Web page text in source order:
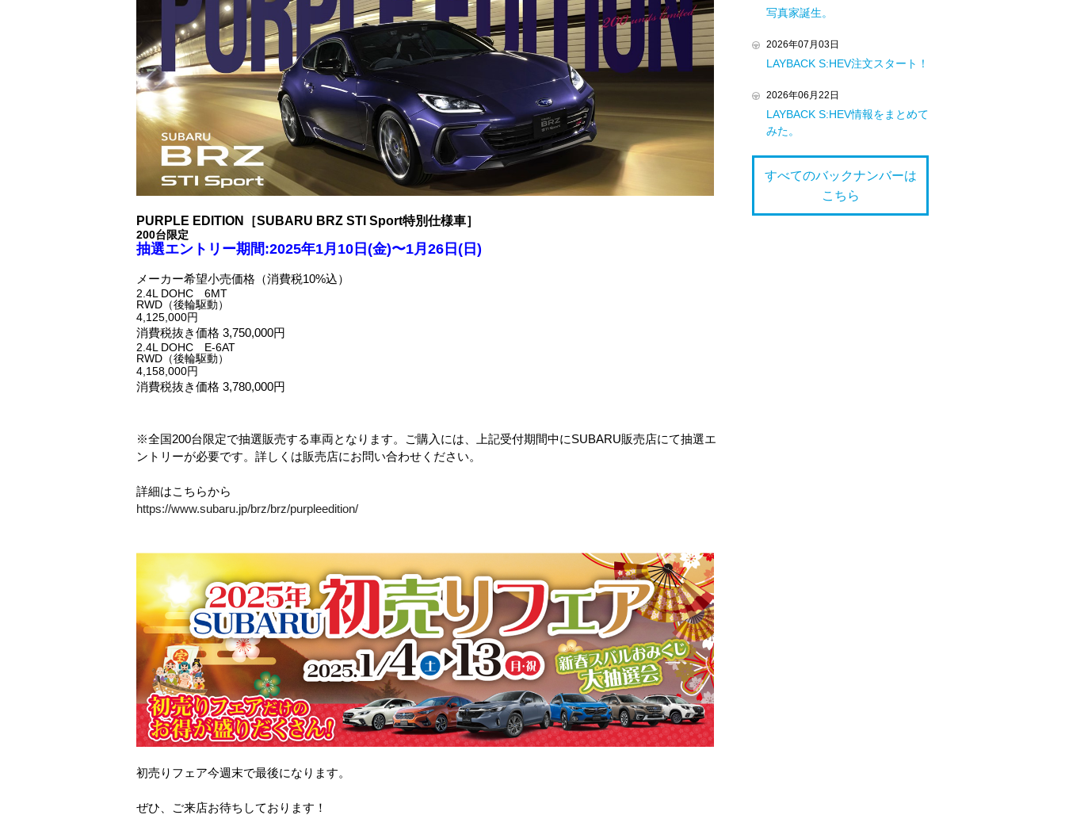
PURPLE EDITION ［SUBARU BRZ STI Sport特別仕様車］
200台限定
抽選エントリー期間:2025年1月10日(金)〜1月26日(日)
メーカー希望小売価格（消費税10%込）
2.4L DOHC 6MT
RWD（後輪駆動）
4,125,000円
消費税抜き価格 3,750,000円
2.4L DOHC E-6AT
RWD（後輪駆動）
4,158,000円
消費税抜き価格 3,780,000円
※全国200台限定で抽選販売する車両となります。ご購入には、上記受付期間中にSUBARU販売店にて抽選エ
ントリーが必要です。詳しくは販売店にお問い合わせください。
詳細はこちらから
https://www.subaru.jp/brz/brz/purpleedition/
初売りフェア今週末で最後になります。
ぜひ、ご来店お待ちしております！
写真家誕生。
2026年07月03日
LAYBACK S:HEV注文スタート！
2026年06月22日
LAYBACK S:HEV情報をまとめて
みた。
すべてのバックナンバーは
こちら